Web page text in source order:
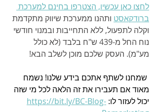
לחצו כאן עכשיו, הצטרפו בחינם למערכת
ברודקאסט ותהנו ממערכת שיווק מתקדמת
וקלה לתפעול, ללא התחייבות ובמנוי חודשי
נוח החל מ-439 ש"ח בלבד (לא כולל
מע"מ). העסק שלכם מוכן לשלב הבא!
שמחנו לשתף אתכם בידע שלנו! נשמח
מאוד אם תעבירו את זה הלאה לכל מי שזה
יכול לעזור לו: https://bit.ly/BC-Blog-